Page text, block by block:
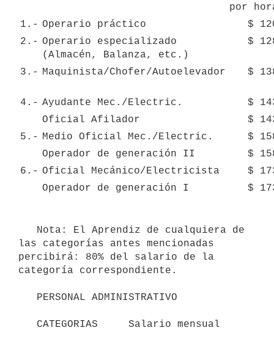
por
1.- Operario práctico
$
2.- Operario especializado
(Almacén, Balanza, etc.)
$
3.- Maquinista/Chofer/Autoelevador $
4.- Ayudante Mec./Electric.
$
Oficial Afilador
$
5.-
Medio Oficial Mec./Electric.
$
Operador de generación II
$
6.- Oficial Mecánico/Electricista
$
Operador de generación I
$
las categorías antes mencionadas
percibirá: 80% del salario de la
categoría correspondiente.